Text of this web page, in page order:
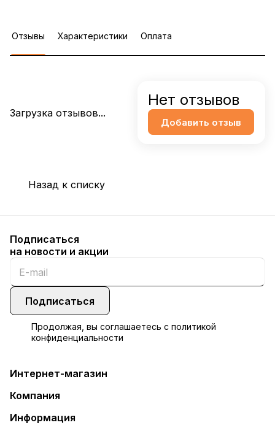
Отзывы Характеристики Оплата
Загрузка отзывов...
Нет отзывов
Добавить отзыв
Назад к списку
Подписаться
на новости и акции
Подписаться
Продолжая, вы соглашаетесь с политикой
конфиденциальности
Интернет-магазин
Компания
Информация